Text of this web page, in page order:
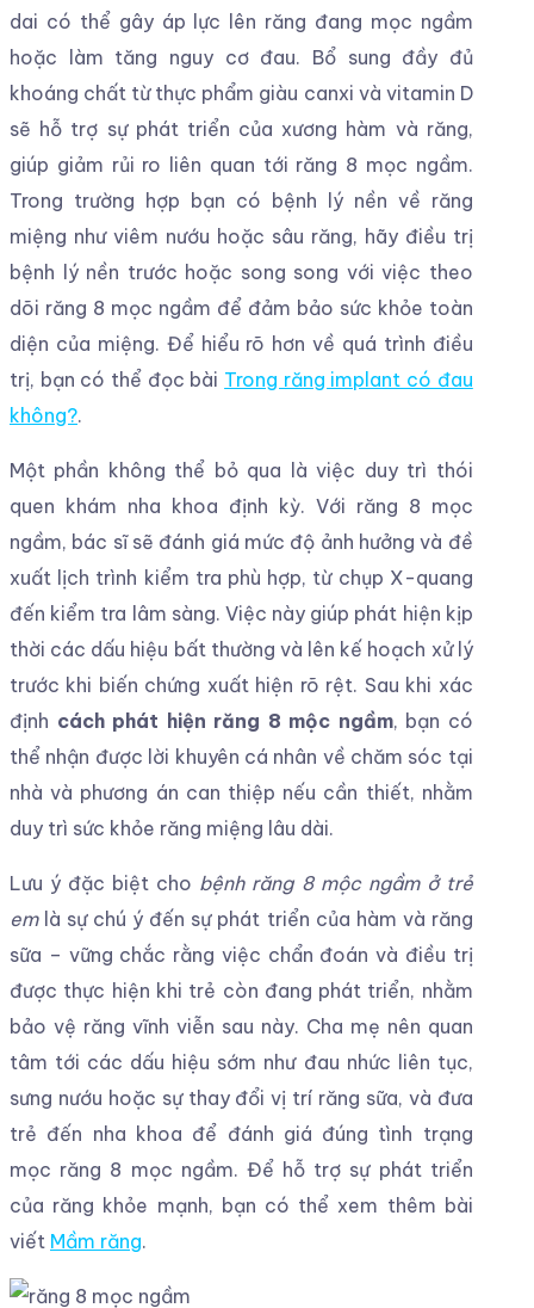
dai có thể gây áp lực lên răng đang mọc ngầm
hoặc làm tăng nguy cơ đau. Bổ sung đầy đủ
khoáng chất từ thực phẩm giàu canxi và vitamin D
sẽ hỗ trợ sự phát triển của xương hàm và răng,
giúp giảm rủi ro liên quan tới răng 8 mọc ngầm.
Trong trường hợp bạn có bệnh lý nền về răng
miệng như viêm nướu hoặc sâu răng, hãy điều trị
bệnh lý nền trước hoặc song song với việc theo
dõi răng 8 mọc ngầm để đảm bảo sức khỏe toàn
diện của miệng. Để hiểu rõ hơn về quá trình điều
trị, bạn có thể đọc bài Trong răng implant có đau
không?.
Một phần không thể bỏ qua là việc duy trì thói
quen khám nha khoa định kỳ. Với răng 8 mọc
ngầm, bác sĩ sẽ đánh giá mức độ ảnh hưởng và đề
xuất lịch trình kiểm tra phù hợp, từ chụp X-quang
đến kiểm tra lâm sàng. Việc này giúp phát hiện kịp
thời các dấu hiệu bất thường và lên kế hoạch xử lý
trước khi biến chứng xuất hiện rõ rệt. Sau khi xác
định cách phát hiện răng 8 mộc ngầm, bạn có
thể nhận được lời khuyên cá nhân về chăm sóc tại
nhà và phương án can thiệp nếu cần thiết, nhằm
duy trì sức khỏe răng miệng lâu dài.
Lưu ý đặc biệt cho bệnh răng 8 mộc ngầm ở trẻ
emlà sự chú ý đến sự phát triển của hàm và răng
sữa – vững chắc rằng việc chẩn đoán và điều trị
được thực hiện khi trẻ còn đang phát triển, nhằm
bảo vệ răng vĩnh viễn sau này. Cha mẹ nên quan
tâm tới các dấu hiệu sớm như đau nhức liên tục,
sưng nướu hoặc sự thay đổi vị trí răng sữa, và đưa
trẻ đến nha khoa để đánh giá đúng tình trạng
mọc răng 8 mọc ngầm. Để hỗ trợ sự phát triển
của răng khỏe mạnh, bạn có thể xem thêm bài
viết Mầm răng.